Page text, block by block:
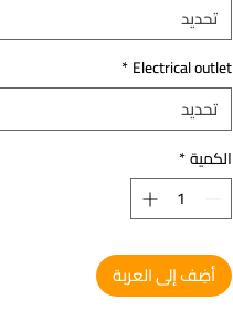
تحديد
Electrical outlet
*
تحديد
الكمية*
أضِف إلى العربة